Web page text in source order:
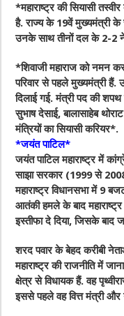
*महाराष्ट्र की सियासी
है. राज्य के 19वें मुख्यमंत्री
उनके साथ तीनों दल के 2-2
*शिवाजी महाराज को नमन
परिवार से पहले मुख्यमंत्री
दिलाई गई. मंत्री पद की
सुभाष देसाई, बालासाहेब
मंत्रियों का सियासी करियर*.
*जयंत पाटिल*
जयंत पाटिल महाराष्ट्र में
साझा सरकार (1999 से
महाराष्ट्र विधानसभा में 9
आतंकी हमले के बाद
इस्तीफा दे दिया, जिसके बाद
शरद पवार के बेहद करीबी
महाराष्ट्र की राजनीति में
क्षेत्र से विधायक हैं. वह
इससे पहले वह वित्त मंत्री और